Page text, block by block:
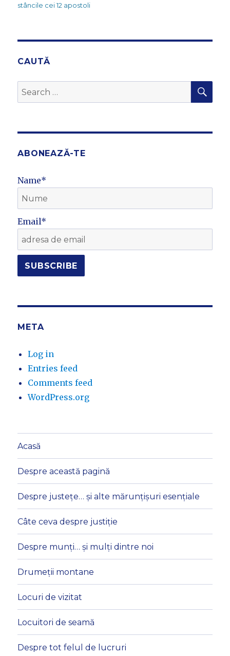
on
stâncile cei 12 apostoli
CAUTĂ
Search
for:
ABONEAZĂ-TE
Name*
Email*
META
Log in
Entries feed
Comments feed
WordPress.org
Acasă
Despre această pagină
Despre justețe… și alte mărunțișuri esențiale
Câte ceva despre justiție
Despre munți… și mulți dintre noi
Drumeții montane
Locuri de vizitat
Locuitori de seamă
Despre tot felul de lucruri